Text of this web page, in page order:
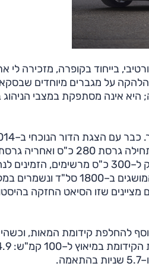
היא אינה מסתפקת במצבי
מציינים שזו הסיאט החזקה
להחלפת קידומת המאות,